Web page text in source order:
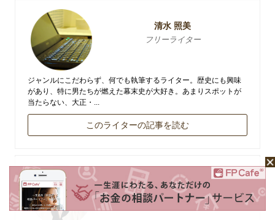
清水 照美
フリーライター
ジャンルにこだわらず、何でも執筆するライター。歴史にも興味
があり、特に男たちが燃えた幕末史が大好き。あまりスポットが
当たらない、大正・...
このライターの記事を読む
園田 悠子
園田悠子FPコンサルティング代表